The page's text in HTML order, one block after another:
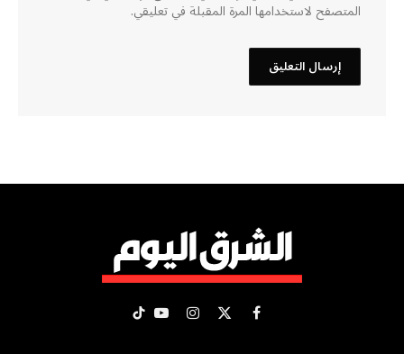
المتصفح لاستخدامها المرة المقبلة في تعليقي.
فيسبوك
X الانستغراميوتيوبتيكتوك